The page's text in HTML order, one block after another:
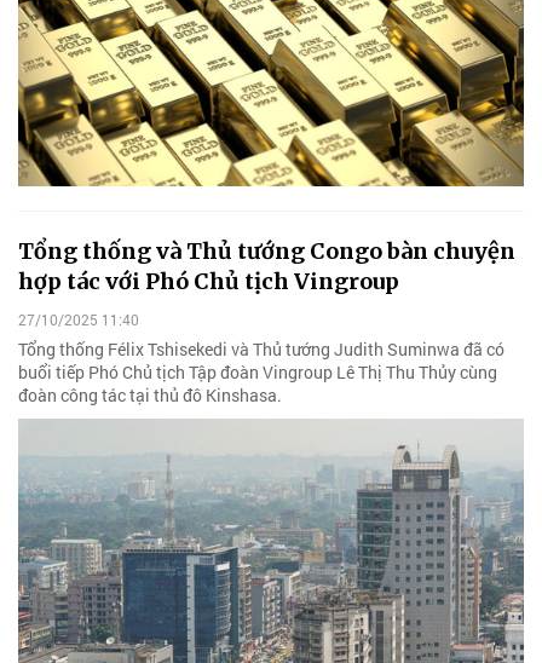
Tổng thống và Thủ tướng Congo bàn chuyện
hợp tác với Phó Chủ tịch Vingroup
27/10/2025 11:40
Tổng thống Félix Tshisekedi và Thủ tướng Judith Suminwa đã có
buổi tiếp Phó Chủ tịch Tập đoàn Vingroup Lê Thị Thu Thủy cùng
đoàn công tác tại thủ đô Kinshasa.